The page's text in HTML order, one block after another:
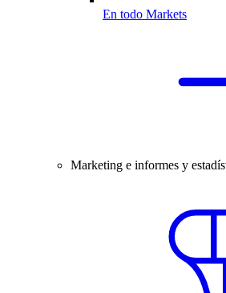
En todo Markets
Marketing e informes y